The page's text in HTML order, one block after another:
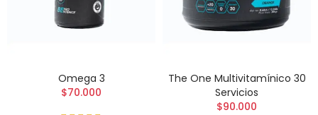
Omega 3
$70.000
The One Multivitamínico 30
Servicios
$90.000